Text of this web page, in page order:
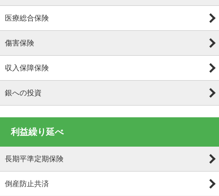
医療総合保険
傷害保険
収入保障保険
銀への投資
利益繰り延べ
長期平準定期保険
倒産防止共済